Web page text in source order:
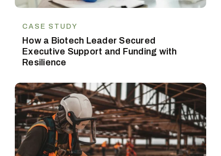
CASE STUDY
How a Biotech Leader Secured
Executive Support and Funding with
Resilience